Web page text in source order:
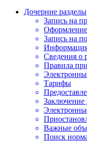
Дочерние разделы
Запись на
Запись на
Сведения о
Правила
Тарифы
Заключение
Важные
Поиск